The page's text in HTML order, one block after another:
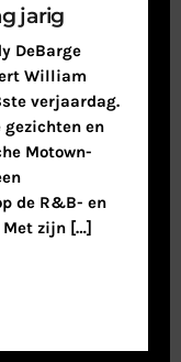
jarig
DeBarge
William
verjaardag.
gezichten en
Motown-
de R&B- en
zijn […]